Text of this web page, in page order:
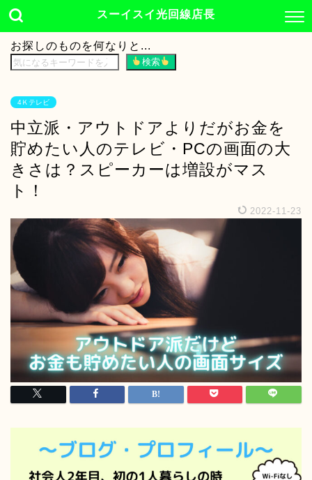
スーイスイ光回線店長
お探しのものを何なりと...
検索
4Ｋテレビ
中立派・アウトドアよりだがお金を
貯めたい人のテレビ・PCの画面の大
きさは？スピーカーは増設がマス
ト！
2022-11-23